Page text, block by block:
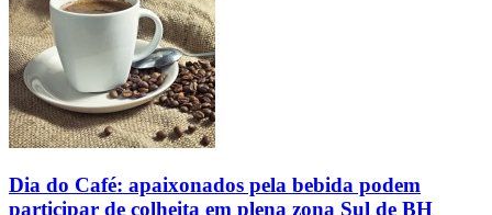
Dia do Café: apaixonados pela bebida podem
participar de colheita em plena zona Sul de BH